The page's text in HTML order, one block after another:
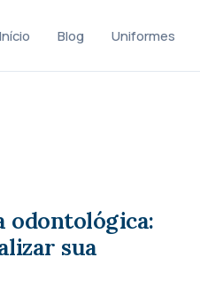
Início Blog Uniformes
odontológica:
sua